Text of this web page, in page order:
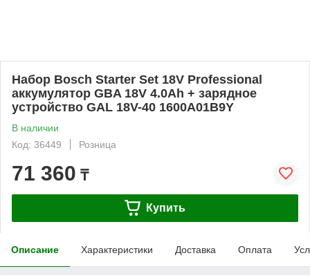
Набор Bosch Starter Set 18V Professional
аккумулятор GBA 18V 4.0Ah + зарядное
устройство GAL 18V-40 1600A01B9Y
В наличии
Код: 36449
Розница
71 360 ₸
Купить
Описание Характеристики Доставка Оплата